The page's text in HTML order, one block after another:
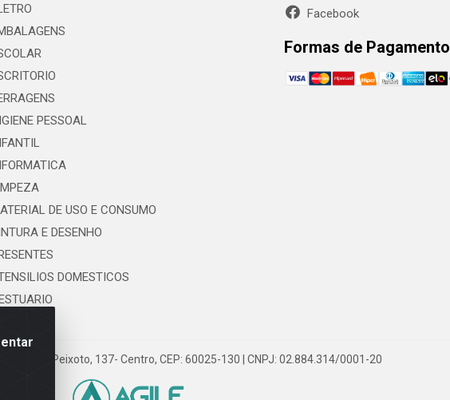
PESSOAL
DE USO E CONSUMO
E DESENHO
DOMESTICOS
Facebook
Formas de Pagamento
Floriano Peixoto, 137- Centro, CEP: 60025-130 | CNPJ: 02.884.314/0001-20